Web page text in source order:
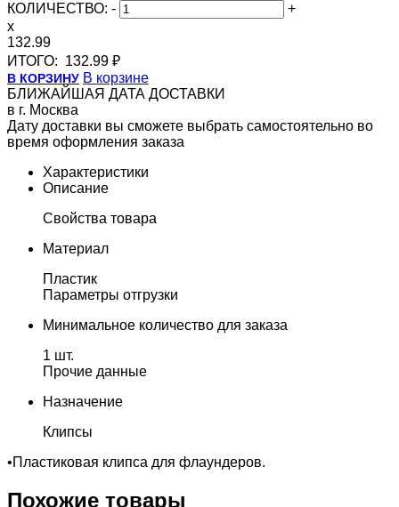
КОЛИЧЕСТВО: -
+
x
132.99
ИТОГО: 132.99 ₽
В КОРЗИНУ В корзине
БЛИЖАЙШАЯ ДАТА ДОСТАВКИ
в г. Москва
Дату доставки вы сможете выбрать самостоятельно во
время оформления заказа
Характеристики
Описание
Свойства товара
Материал
Пластик
Параметры отгрузки
Минимальное количество для заказа
1 шт.
Прочие данные
Назначение
Клипсы
•Пластиковая клипса для флаундеров.
Похожие товары